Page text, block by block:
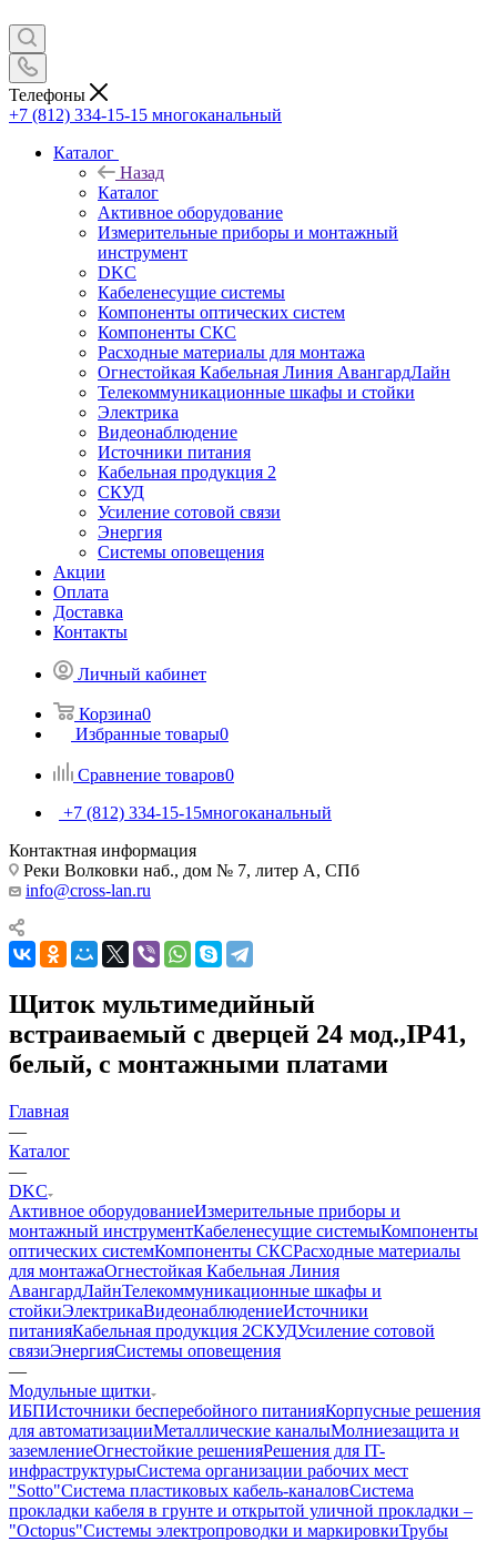
Телефоны
+7 (812) 334-15-15 многоканальный
Каталог
Назад
Каталог
Активное оборудование
Измерительные приборы и монтажный
инструмент
DKC
Кабеленесущие системы
Компоненты оптических систем
Компоненты СКС
Расходные материалы для монтажа
Огнестойкая Кабельная Линия АвангардЛайн
Телекоммуникационные шкафы и стойки
Электрика
Видеонаблюдение
Источники питания
Кабельная продукция 2
СКУД
Усиление сотовой связи
Энергия
Системы оповещения
Акции
Оплата
Доставка
Контакты
Личный кабинет
Корзина0
Избранные товары0
Сравнение товаров0
+7 (812) 334-15-15многоканальный
Контактная информация
Реки Волковки наб., дом № 7, литер А, СПб
info@cross-lan.ru
Щиток мультимедийный
встраиваемый с дверцей 24 мод.,IP41,
белый, с монтажными платами
Главная
—
Каталог
—
DKC
Активное оборудованиеИзмерительные приборы и
монтажный инструментКабеленесущие системыКомпоненты
оптических системКомпоненты СКСРасходные материалы
для монтажаОгнестойкая Кабельная Линия
АвангардЛайнТелекоммуникационные шкафы и
стойкиЭлектрикаВидеонаблюдениеИсточники
питанияКабельная продукция 2СКУДУсиление сотовой
связиЭнергияСистемы оповещения
—
Модульные щитки
ИБПИсточники бесперебойного питанияКорпусные решения
для автоматизацииМеталлические каналыМолниезащита и
заземлениеОгнестойкие решенияРешения для IT-
инфраструктурыСистема организации рабочих мест
"Sotto"Система пластиковых кабель-каналовСистема
прокладки кабеля в грунте и открытой уличной прокладки –
"Octopus"Системы электропроводки и маркировкиТрубы